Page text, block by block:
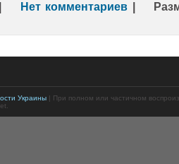
Нет комментариев
Украины| При полном или частичном